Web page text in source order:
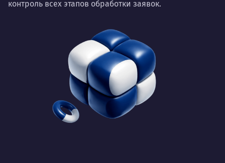
контроль всех этапов обработки заявок.